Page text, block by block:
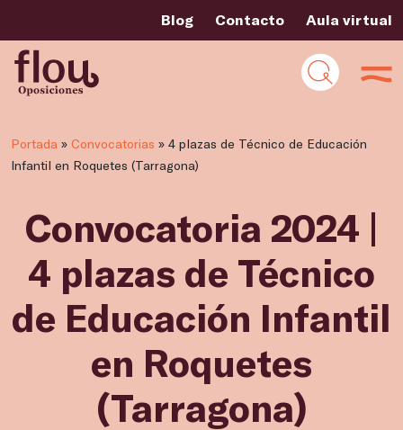
Blog Contacto Aula virtual
Portada » Convocatorias » 4 plazas de Técnico de Educación
Infantil en Roquetes (Tarragona)
Convocatoria 2024 |
4 plazas de Técnico
de Educación Infantil
en Roquetes
(Tarragona)